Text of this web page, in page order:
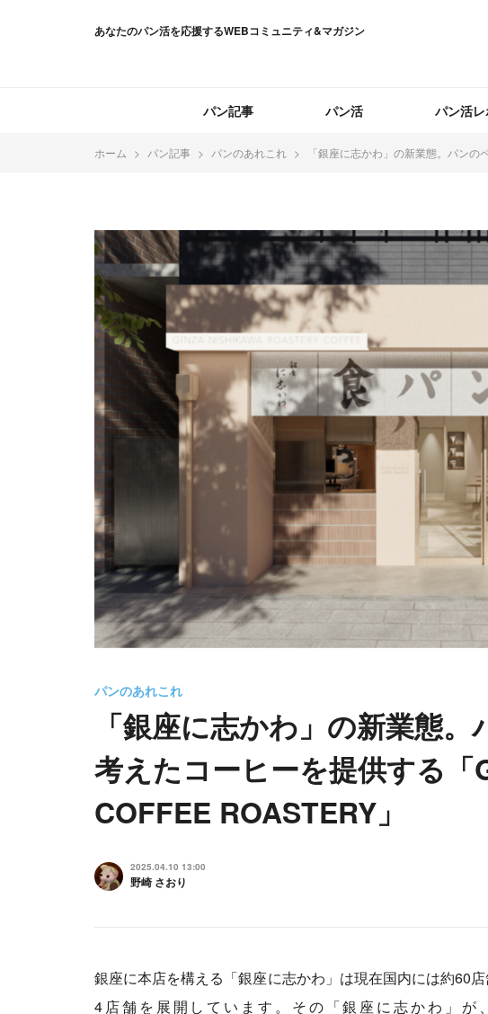
あなたのパン活を応援するWEBコミュニティ&マガジン
パン記事 パン活 パン活レ
ホーム パン記事 パンのあれこれ 「銀座に志かわ」の新業態。パンの
パンのあれこれ
「銀座に志かわ」の新業態
考えたコーヒーを提供する「
COFFEE ROASTERY」
2025.04.10 13:00
野崎 さおり
銀座に本店を構える「銀座に志かわ」は現在国内には約60
4店舗を展開しています。その「銀座に志かわ」が、